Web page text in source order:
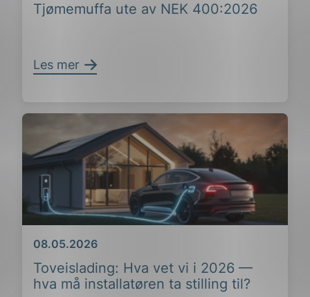
Tjømemuffa ute av NEK 400:2026
Les mer
Toveislading: Hva vet vi i 2026 —
hva må installatøren ta stilling til?
Dato
08.05.2026